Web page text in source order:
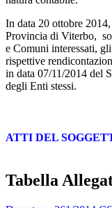
In data 20 ottobre
Provincia di Viterbo,
e Comuni interessati,
rispettive
in data 07/11/2014 del
degli Enti stessi.
ATTI DEL
Tabella